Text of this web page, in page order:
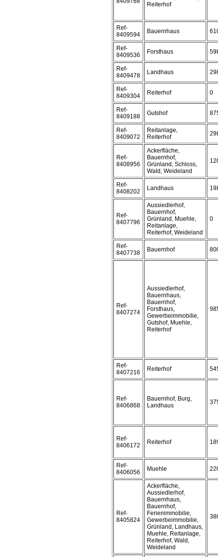
Reiterhof
Ref-
8409594
Bauernhaus
Ref-
8409536
Forsthaus
Ref-
8409478
Landhaus
Ref-
8409304
Reiterhof 0
Ref-
8409188
Gutshof
Ref-
8409072
Reitanlage,
Reiterhof
Ref-
8408956
Ackerfläche,
Bauernhof,
Grünland, Schloss,
Wald, Weideland
Ref-
8408202
Landhaus
Ref-
8407796
Aussiedlerhof,
Bauernhof,
Grünland, Muehle,
Reitanlage,
Reiterhof, Weideland
0
Ref-
8407738
Bauernhof
Ref-
8407274
Aussiedlerhof,
Bauernhaus,
Bauernhof,
Forsthaus,
Gewerbeimmobilie,
Gutshof, Muehle,
Reiterhof
Ref-
8407216
Reiterhof
Ref-
8406868
Bauernhof, Burg,
Landhaus
Ref-
8406172
Reiterhof
Ref-
8406056
Muehle
Ref-
8405824
Ackerfläche,
Aussiedlerhof,
Bauernhaus,
Bauernhof,
Ferienimmobilie,
Gewerbeimmobilie,
Grünland, Landhaus,
Muehle, Reitanlage,
Reiterhof, Wald,
Weideland